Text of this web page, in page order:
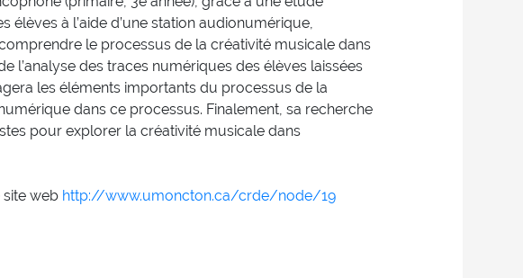
élèves à l’aide d’une station audionumérique,
le processus de la créativité musicale dans
l’analyse des traces numériques des élèves laissées
les éléments importants du processus de la
dans ce processus. Finalement, sa recherche
pour explorer la créativité musicale dans
site web http://www.umoncton.ca/crde/node/19